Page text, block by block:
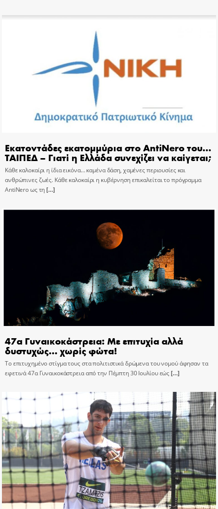
Εκατοντάδες εκατομμύρια στο AntiNero του…
ΤΑΙΠΕΔ – Γιατί η Ελλάδα συνεχίζει να καίγεται;
Κάθε καλοκαίρι η ίδια εικόνα… καμένα δάση, χαμένες περιουσίες και
ανθρώπινες ζωές. Κάθε καλοκαίρι η κυβέρνηση επικαλείται το πρόγραμμα
AntiNero ως τη[…]
47α Γυναικοκάστρεια: Με επιτυχία αλλά
δυστυχώς… χωρίς φώτα!
Το επιτυχημένο στίγμα τους στα πολιτιστικά δρώμενα του νομού άφησαν τα
εφετινά 47α Γυναικοκάστρεια από την Πέμπτη 30 Ιουλίου εώς[…]